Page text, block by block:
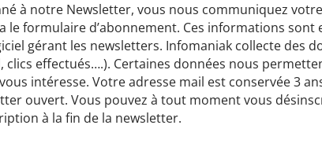
à notre Newsletter, vous nous communiquez
le formulaire d’abonnement. Ces informations sont
gérant les newsletters. Infomaniak collecte des
clics effectués….). Certaines données nous
intéresse. Votre adresse mail est conservée 3
ouvert. Vous pouvez à tout moment vous
à la fin de la newsletter.